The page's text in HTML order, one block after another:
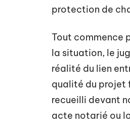
protection de
Tout commence
la situation, le
réalité du lien
qualité du projet
recueilli devant
acte notarié ou